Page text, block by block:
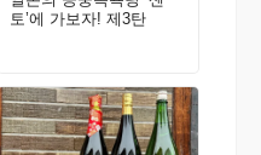
토’에 가보자! 제3탄